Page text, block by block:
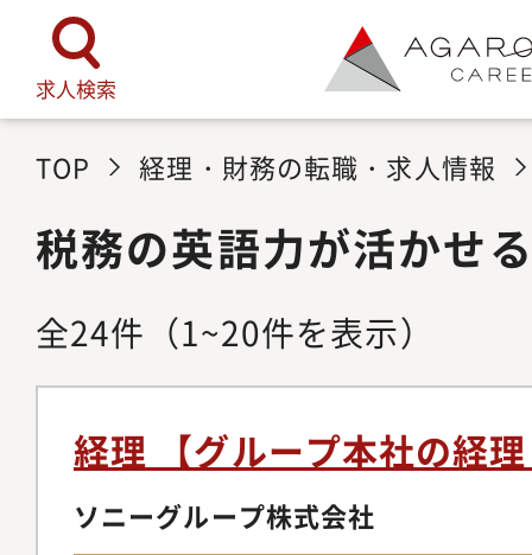
求人検索
TOP 経理・財務の転職・求人情報
税務の英語力が活かせ
全24件 （1~20件を表示）
経理 【グループ本社の経
ソニーグループ株式会社